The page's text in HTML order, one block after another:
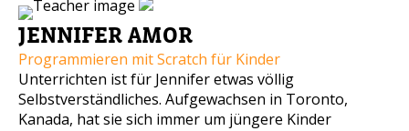
JENNIFER AMOR
Programmieren mit Scratch für Kinder
Unterrichten ist für Jennifer etwas völlig
Selbstverständliches. Aufgewachsen in Toronto,
Kanada, hat sie sich immer um jüngere Kinder